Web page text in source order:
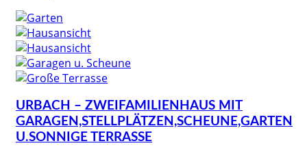
URBACH – ZWEIFAMILIENHAUS MIT
GARAGEN,STELLPLÄTZEN,SCHEUNE,GARTEN
U.SONNIGE TERRASSE